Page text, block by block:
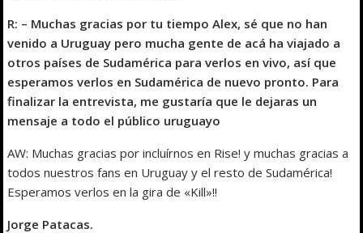
R: – Muchas gracias por tu tiempo Alex, sé que no han
venido a Uruguay pero mucha gente de acá ha viajado a
otros países de Sudamérica para verlos en vivo, así que
esperamos verlos en Sudamérica de nuevo pronto. Para
finalizar la entrevista, me gustaría que le dejaras un
mensaje a todo el público uruguayo
AW: Muchas gracias por incluírnos en Rise! y muchas gracias a
todos nuestros fans en Uruguay y el resto de Sudamérica!
Esperamos verlos en la gira de «Kill»!!
Jorge Patacas.